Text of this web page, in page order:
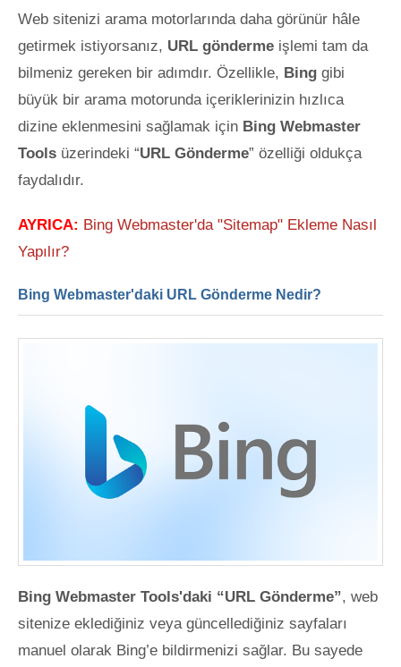
Web sitenizi arama motorlarında daha görünür hâle
getirmek istiyorsanız, URL gönderme işlemi tam da
bilmeniz gereken bir adımdır. Özellikle, Bing gibi
büyük bir arama motorunda içeriklerinizin hızlıca
dizine eklenmesini sağlamak için Bing Webmaster
Tools üzerindeki “URL Gönderme” özelliği oldukça
faydalıdır.
AYRICA: Bing Webmaster'da "Sitemap" Ekleme Nasıl
Yapılır?
Bing Webmaster'daki URL Gönderme Nedir?
Bing Webmaster Tools'daki “URL Gönderme”, web
sitenize eklediğiniz veya güncellediğiniz sayfaları
manuel olarak Bing’e bildirmenizi sağlar. Bu sayede